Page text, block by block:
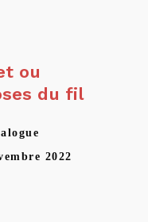
ou
du fil
2022